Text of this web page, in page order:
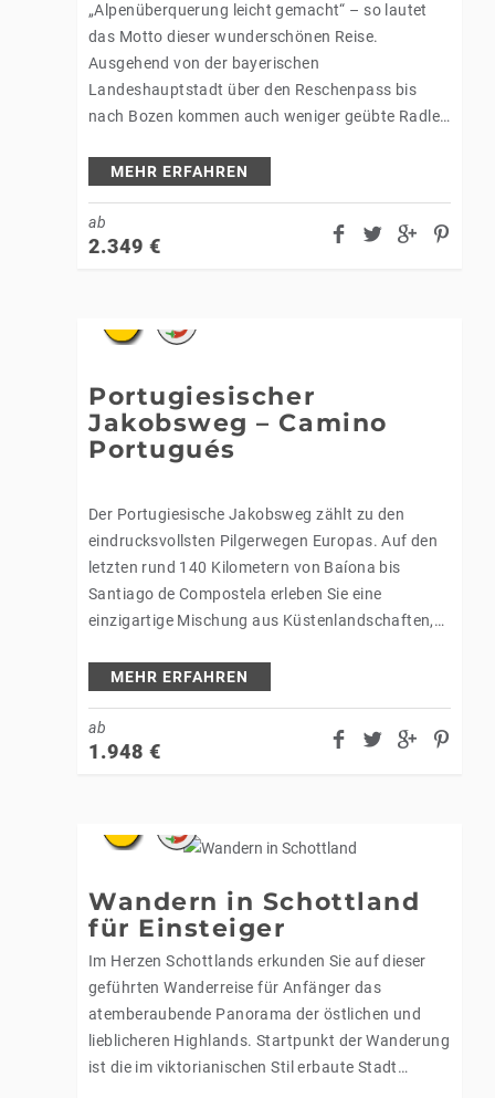
„Alpenüberquerung leicht gemacht“ – so lautet
das Motto dieser wunderschönen Reise.
Ausgehend von der bayerischen
Landeshauptstadt über den Reschenpass bis
nach Bozen kommen auch weniger geübte Radler
begleiten Sie am Weg entlang des Starnberger…
MEHR ERFAHREN
ab
2.349 €
Portugiesischer
Jakobsweg – Camino
Portugués
Der Portugiesische Jakobsweg zählt zu den
eindrucksvollsten Pilgerwegen Europas. Auf den
letzten rund 140 Kilometern von Baíona bis
Santiago de Compostela erleben Sie eine
einzigartige Mischung aus Küstenlandschaften,
Orten. Begegnungen mit Pilgern aus aller Welt,…
MEHR ERFAHREN
ab
1.948 €
Wandern in Schottland
für Einsteiger
Im Herzen Schottlands erkunden Sie auf dieser
geführten Wanderreise für Anfänger das
atemberaubende Panorama der östlichen und
lieblicheren Highlands. Startpunkt der Wanderung
ist die im viktorianischen Stil erbaute Stadt